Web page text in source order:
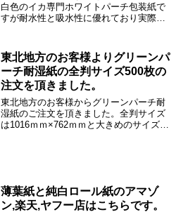
白色のイカ専門ホワイトパーチ包装紙で
すが耐水性と吸水性に優れており実際に
カをキッチンペーパーやペーパータオル
で包んだ時にこんなことあ...
東北地方のお客様よりグリーンパ
ーチ耐湿紙の全判サイズ500枚の
注文を頂きました。
東北地方のお客様からグリーンパーチ耐
湿紙のご注文を頂きました。全判サイズ
は1016ｍｍ×762ｍｍと大きめのサイズで
薄葉紙と純白ロール紙のアマゾ
ン,楽天,ヤフー店はこちらです。